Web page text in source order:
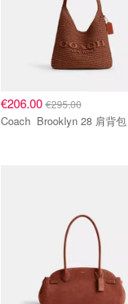
€206.00€295.00
Coach Brooklyn 28 肩背包